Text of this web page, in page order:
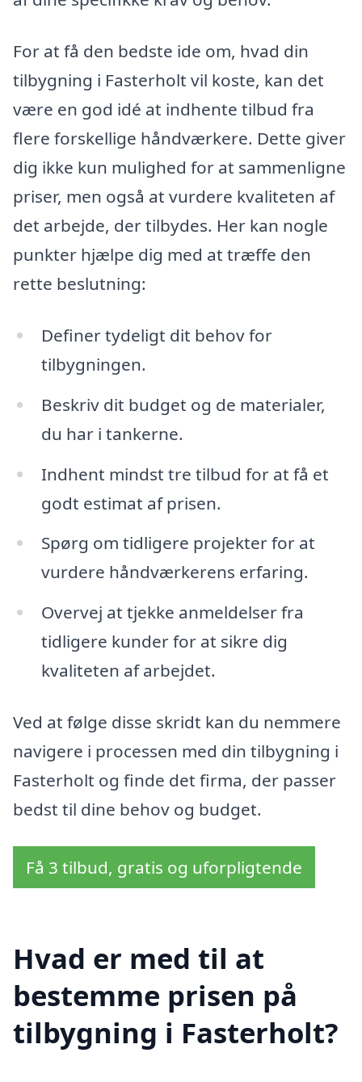
For at få den bedste ide om, hvad din
tilbygning i Fasterholt vil koste, kan det
være en god idé at indhente tilbud fra
flere forskellige håndværkere. Dette giver
dig ikke kun mulighed for at sammenligne
priser, men også at vurdere kvaliteten af
det arbejde, der tilbydes. Her kan nogle
punkter hjælpe dig med at træffe den
rette beslutning:
Definer tydeligt dit behov for
tilbygningen.
Beskriv dit budget og de materialer,
du har i tankerne.
Indhent mindst tre tilbud for at få et
godt estimat af prisen.
Spørg om tidligere projekter for at
vurdere håndværkerens erfaring.
Overvej at tjekke anmeldelser fra
tidligere kunder for at sikre dig
kvaliteten af arbejdet.
Ved at følge disse skridt kan du nemmere
navigere i processen med din tilbygning i
Fasterholt og finde det firma, der passer
bedst til dine behov og budget.
Få 3 tilbud, gratis og uforpligtende
Hvad er med til at
bestemme prisen på
tilbygning i Fasterholt?